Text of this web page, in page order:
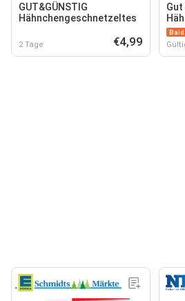
GUT&GÜNSTIG
Hähnchengeschnetzeltes
2 Tage €4,99
Gut